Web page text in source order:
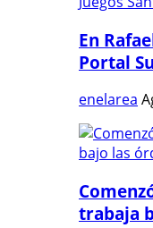
En
Portal
enelarea
trabaja